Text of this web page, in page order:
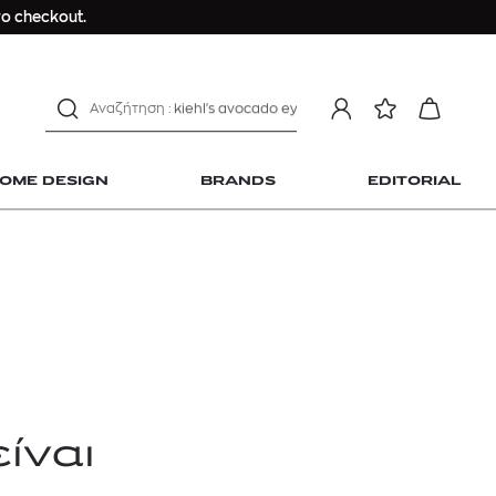
checkout.
DESIGN BRANDS EDITORIAL
kiehl's avocado eye